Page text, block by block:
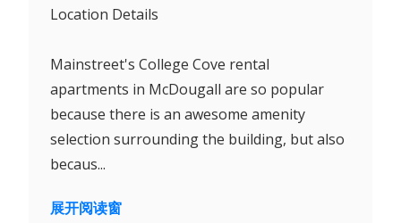
Location Details
Mainstreet's College Cove rental
apartments in McDougall are so popular
because there is an awesome amenity
selection surrounding the building, but also
becaus...
展开阅读窗